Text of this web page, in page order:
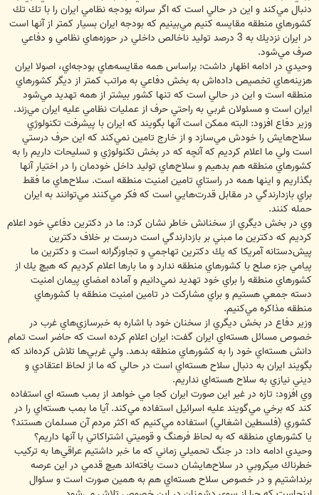
دنبال مي‌كند و اين در حالي است كه اگر سرانه بودجه نظامي ايران را با تك تك
كشورهاي منطقه مقايسه كنيم مي‌بينيم كه بودجه ايران بسيار كمتر از آنها است
در ايران نزديك به 3 درصد توليد ناخالص داخلي در حوزه‌هاي نظامي و دفاعي
صرف مي‌شود.
وحيدي در ادامه اظهار داشت: براساس همه مقايسه‌هاي بودجه‌اي، اصولا ايران
هزينه‌هاي تخصيص‌ داده‌اش به بخش دفاعي به مراتب كمتر از ديگر كشورهاي
منطقه است و اين در حالي است كه تنها كشور بيشتر از همه تهديد مي‌شود
ايران است و مسئولان غربي به راحتي حرف از عمليات نظامي عليه ايران مي‌زند.
وزير دفاع افزود: البته ممكن است آنها بگويند كه ايران با پيشرفت تكنولوژي
سلاح‌هايش را خودش مي‌سازد و از خارج تامين نمي‌كند كه اين حرف درستي
است ولي ما اعلام كرديم كه آنچه كه در بخش تكنولوژي و تسليحات داريم را به
كشورهاي منطقه هم بدهيم و سلاح‌هاي توليد داخل خودمان را در اختيار آنها
بگذاريم و اينها همه در راستاي تامين امنيت منطقه است. سلاح‌هاي ما فقط
براي بازدارندگي در مقابل قدرت‌هايي است كه فكر مي‌كنند مي‌توانند به ايران
حمله كنند.
وي در بخش ديگري از سخنانش خاطر نشان كرد: ما در دكترين دفاعي خود اعلام
كرديم كه دكترين ما مبني بر بازدارندگي است درست بر خلاف دكترين
پيش‌دستانه آمريكا كه يك دكترين تهاجمي و تجاوزگرانه است و دكترين ما
پيامي جزء صلح با كشورهاي منطقه ندارد و ما بارها اعلام كرديم كه هيچ يك از
كشورهاي منطقه را براي خود تهديد نمي‌دانيم و آماده امضاي پيمان امنيت
دسته جمعي هستيم و براي مشاركت در تامين امنيت منطقه با كشورهاي
منطقه مذاكره مي‌كنيم.
وزير دفاع در بخش ديگري از سخنان خود با اشاره به خبرسازي‌هاي غرب در
خصوص مسائل هسته‌اي ايران گفت: ايران اعلام كرده است كه حاضر است تمام
دانش هسته‌اي خود را به كشورهاي منطقه بدهد. ولي غربي‌ها تلاش كرده‌اند كه
بگويند ايران به دنبال سلاح هسته‌اي است در حالي كه ما از لحاظ اعتقادي و
ديني نيازي به سلاح هسته‌اي نداريم.
وي افزود: تازه در غير اين صورت ايران كجا مي خواهد از بمب هسته اي استفاده
كند كه برخي مي‌گويند عليه اسرائيل استفاده مي‌كند. آيا ما بمب هسته‌اي را در
كشوري (فلسطين اشغالي) استفاده مي‌كنيم كه اكثر مردم آن مسلمان هستند؟
يا كشورهاي منطقه كه به لحاظ فرهنگ و قوميتي اشتراكاتي با آنها داريم؟
وحيدي ادامه داد: در جنگ تحميلي زماني كه ما خبر داشتيم عراقي‌ها به تركيب
خطرناك ميكروبي در سلاح‌هايشان دست يافته‌اند هيچ قدمي در اين عرصه
برنداشتيم و در خصوص سلاح هسته‌اي هم به همين صورت است و سئوال